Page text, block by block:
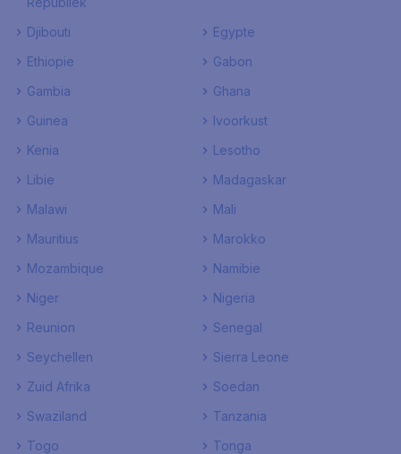
Djibouti
Egypte
Ethiopie
Gabon
Gambia
Ghana
Guinea
Ivoorkust
Kenia
Lesotho
Libie
Madagaskar
Malawi
Mali
Mauritius
Marokko
Mozambique
Namibie
Niger
Nigeria
Reunion
Senegal
Seychellen
Sierra Leone
Zuid Afrika
Soedan
Swaziland
Tanzania
Togo
Tonga